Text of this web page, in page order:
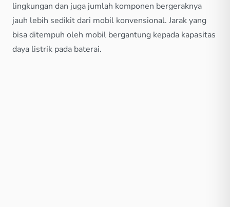
lingkungan dan juga jumlah komponen bergeraknya
jauh lebih sedikit dari mobil konvensional. Jarak yang
bisa ditempuh oleh mobil bergantung kepada kapasitas
daya listrik pada baterai.